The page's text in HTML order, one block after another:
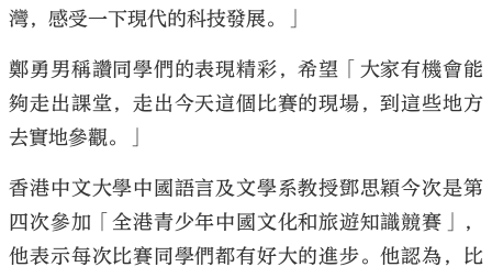
灣，感受一下現代的科技發展。」
鄭勇男稱讚同學們的表現精彩，希望「大家有機會能
夠走出課堂，走出今天這個比賽的現場，到這些地方
去實地參觀。」
香港中文大學中國語言及文學系教授鄧思穎今次是第
四次參加「全港青少年中國文化和旅遊知識競賽」，
他表示每次比賽同學們都有好大的進步。他認為，比